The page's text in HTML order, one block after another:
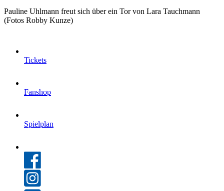
Pauline Uhlmann freut sich über ein Tor von Lara Tauchmann
(Fotos Robby Kunze)
Tickets
Fanshop
Spielplan